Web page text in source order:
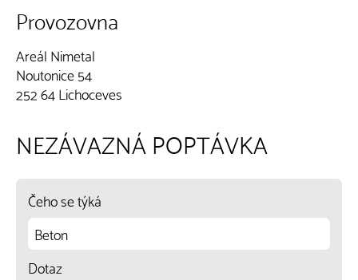
Provozovna
Areál Nimetal
Noutonice 54
252 64 Lichoceves
NEZÁVAZNÁ POPTÁVKA
Čeho se týká
Dotaz